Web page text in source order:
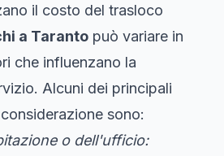
il costo del trasloco
a Taranto può variare in
che influenzano la
Alcuni dei principali
sono:
o dell'ufficio: